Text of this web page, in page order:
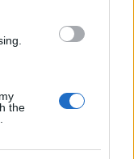
the
nell’ambito
Ma non sono i
sospesi,
sono i
lunga,